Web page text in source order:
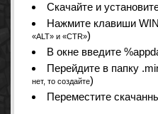
Cкачайте и
Нажмите клавиши
«ALT» и «CTR»)
В окне введите
Перейдите в папку
нет, то создайте)
Переместите